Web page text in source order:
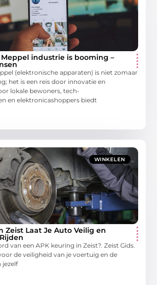
industrie is booming –
(elektronische apparaten) is niet zomaar
het is een reis door innovatie en
lokale bewoners, tech-
en elektronicashoppers biedt
WINKELEN
Zeist Laat Je Auto Veilig en
van een APK keuring in Zeist?. Zeist Gids.
de veiligheid van je voertuig en de
jezelf